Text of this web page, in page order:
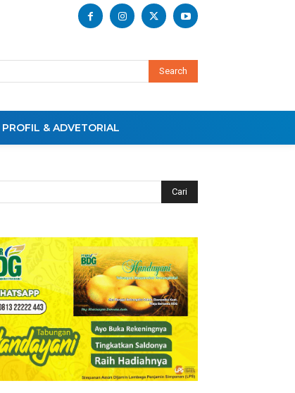
Search
PROFIL & ADVETORIAL